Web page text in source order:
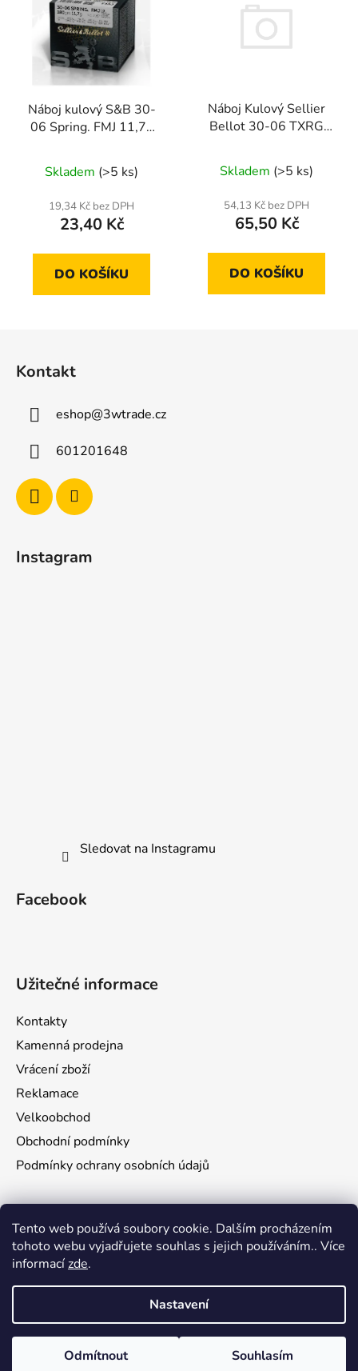
Tento web používá soubory cookie. Dalším procházením
tohoto webu vyjadřujete souhlas s jejich používáním.. Více
informacízde.
Nastavení
Odmítnout Souhlasím
Náboj kulový S&B 30-
06 Spring. FMJ 11,7g
Skladem (>5 ks)
19,34 Kč bez DPH
23,40 Kč
DO KOŠÍKU
Náboj Kulový Sellier
Bellot 30-06 TXRG
Skladem (>5 ks)
54,13 Kč bez DPH
65,50 Kč
DO KOŠÍKU
Kontakt
eshop@3wtrade.cz
601201648
Instagram
Sledovat na Instagramu
Facebook
Užitečné informace
Kontakty
Kamenná prodejna
Vrácení zboží
Reklamace
Velkoobchod
Obchodní podmínky
Podmínky ochrany osobních údajů
Aktuality
Jak namontovat a nastřelit puškohled na zbraň
Vytvořil Shoptet
Copyright 2026
3W TRADE s.r.o.. Všechna práva